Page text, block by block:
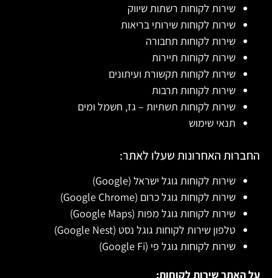
שירות לקוחות רשתות שיווק
שירות לקוחות שירותי בריאות
שירות לקוחות תחבורה
שירות לקוחות תיירות
שירות לקוחות תקשורת ועיתונים
שירות לקוחות תרבות
שירות לקוחות תשתיות – גז, חשמל ומים
תנאי שימוש
החברות האחרונות שעלו לאתר:
שירות לקוחות גוגל ישראל (Google)
שירות לקוחות גוגל כרום (Google Chrome)
שירות לקוחות גוגל מפות (Google Maps)
טלפון שירות לקוחות גוגל נסט (Google Nest)
שירות לקוחות גוגל פי (Google Fi)
על האתר שירות לקוחות: